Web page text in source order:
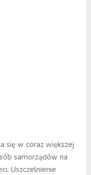
się w coraz większej
samorządów na
Uszczelnienie